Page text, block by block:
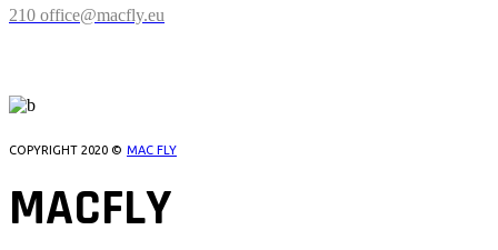
210 office@macfly.eu
COPYRIGHT 2020 © MAC FLY
MACFLY